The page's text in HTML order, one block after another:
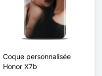
Coque personnalisée
Honor X7b